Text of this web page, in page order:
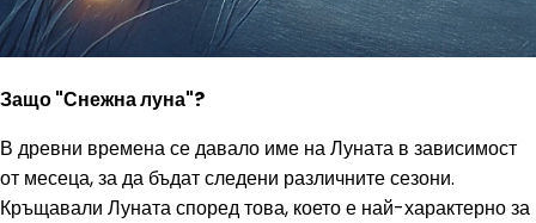
Защо "Снежна луна"?
В древни времена се давало име на Луната в зависимост
от месеца, за да бъдат следени различните сезони.
Кръщавали Луната според това, което е най-характерно за